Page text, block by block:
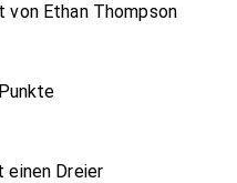
Ethan Thompson
einen Dreier